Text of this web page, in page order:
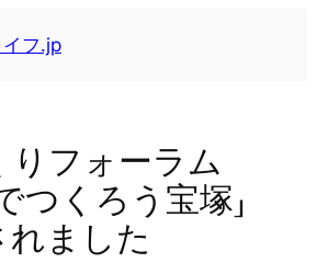
フ.jp
りフォーラム
つくろう宝塚」
ました